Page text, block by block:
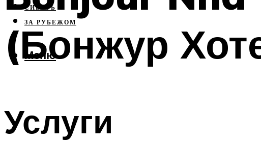
СИБИРЬ
ЗА РУБЕЖОМ
Меню
(Бонжур
Услуги